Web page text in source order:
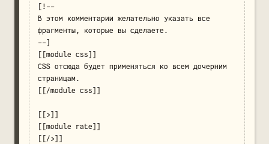
[!--
В этом комментарии желательно указать все
фрагменты, которые вы сделаете.
--]
[[module css]]
CSS отсюда будет применяться ко всем дочерним
страницам.
[[/module css]]
[[>]]
[[module rate]]
[[/>]]